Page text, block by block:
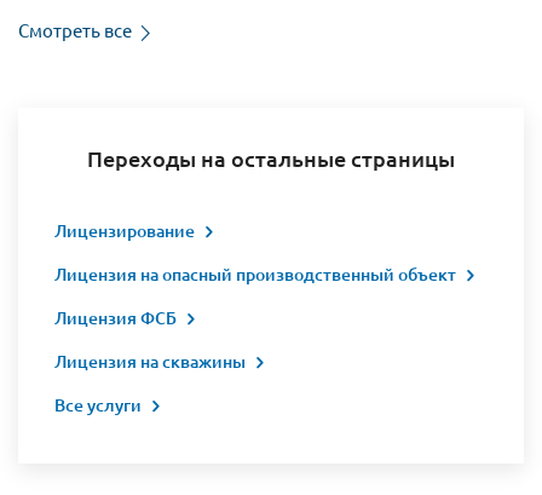
Смотреть все
Переходы на остальные страницы
Лицензирование
Лицензия на опасный производственный объект
Лицензия ФСБ
Лицензия на скважины
Все услуги